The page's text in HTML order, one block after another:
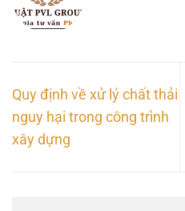
Quy định về xử lý chất thải
nguy hại trong công trình
xây dựng